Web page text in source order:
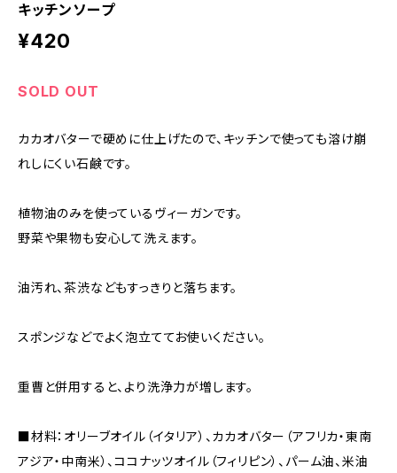
キッチンソープ
¥420
SOLD OUT
カカオバターで硬めに仕上げたので、キッチンで使っても溶け崩
れしにくい石鹸です。
植物油のみを使っているヴィーガンです。
野菜や果物も安心して洗えます。
油汚れ、茶渋などもすっきりと落ちます。
スポンジなどでよく泡立ててお使いください。
重曹と併用すると、より洗浄力が増します。
■材料：オリーブオイル（イタリア）、カカオバター（アフリカ・東南
アジア・中南米）、ココナッツオイル（フィリピン）、パーム油、米油